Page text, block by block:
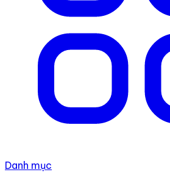
Danh mục